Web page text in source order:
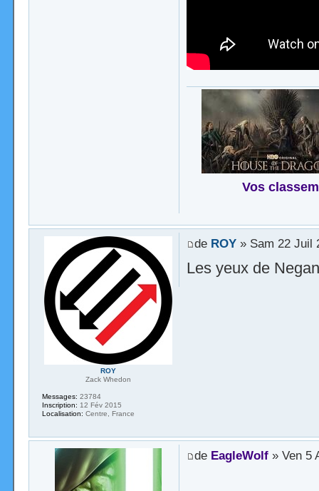
Vos
de ROY» Sam 22 Juil
Les yeux de
ROY
Zack Whedon
Messages: 23784
Inscription: 12 Fév 2015
Localisation: Centre, France
de EagleWolf» Ven 5